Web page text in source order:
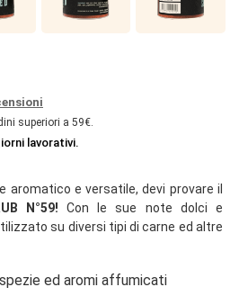
superiori a 59€.
lavorativi.
aromatico e versatile, devi provare il
N°59! Con le sue note dolci e
su diversi tipi di carne ed altre
ed aromi affumicati